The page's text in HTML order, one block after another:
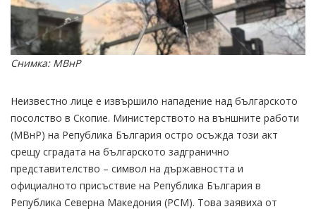
Снимка: МВнР
Неизвестно лице е извършило нападение над българското
посолство в Скопие. Министерството на външните работи
(МВнР) на Република България остро осъжда този акт
срещу сградата на българското задгранично
представителство – символ на държавността и
официалното присъствие на Република България в
Република Северна Македония (РСМ). Това заявиха от